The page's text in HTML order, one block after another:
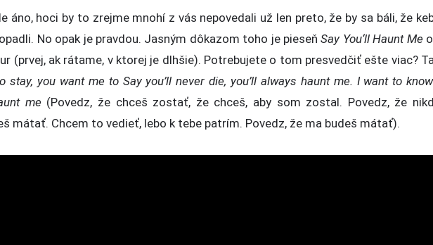
áno, hoci by to zrejme mnohí z vás nepovedali už len preto, že by sa báli, že
No opak je pravdou. Jasným dôkazom toho je pieseňSay You‘ll Haunt Me
(prvej, ak rátame, v ktorej je dlhšie). Potrebujete o tom presvedčiť ešte viac?
stay, you want me to Say you’ll never die, you’ll always haunt me. I want to
me (Povedz, že chceš zostať, že chceš, aby som zostal. Povedz, že
mátať. Chcem to vedieť, lebo k tebe patrím. Povedz, že ma budeš mátať).